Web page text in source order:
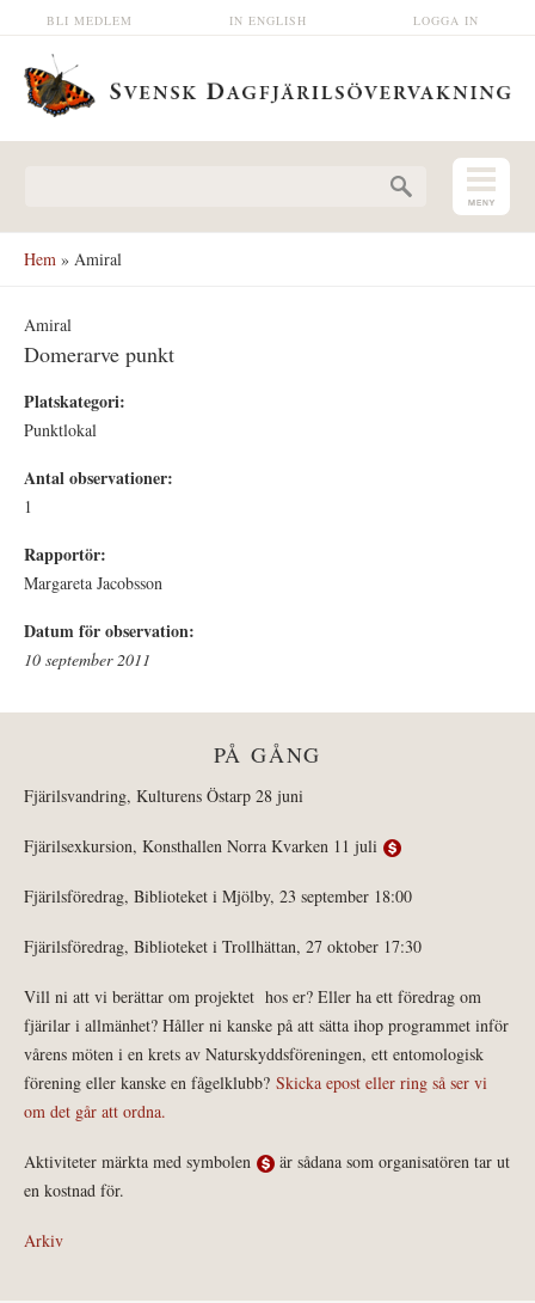
Hoppa till huvudinnehåll LOGGA IN
IN ENGLISH
BLI MEDLEM
Hem » Amiral
Amiral
Domerarve punkt
Platskategori:
Punktlokal
Antal observationer:
1
Rapportör:
Margareta Jacobsson
Datum för observation:
10 september 2011
PÅ GÅNG
Fjärilsvandring, Kulturens Östarp 28 juni
Fjärilsexkursion, Konsthallen Norra Kvarken 11 juli
Fjärilsföredrag, Biblioteket i Mjölby, 23 september 18:00
Fjärilsföredrag, Biblioteket i Trollhättan, 27 oktober 17:30
Vill ni att vi berättar om projektet hos er? Eller ha ett föredrag om
fjärilar i allmänhet? Håller ni kanske på att sätta ihop programmet inför
vårens möten i en krets av Naturskyddsföreningen, ett entomologisk
förening eller kanske en fågelklubb? Skicka epost eller ring så ser vi
om det går att ordna.
Aktiviteter märkta med symbolen
är sådana som organisatören tar ut
en kostnad för.
Arkiv